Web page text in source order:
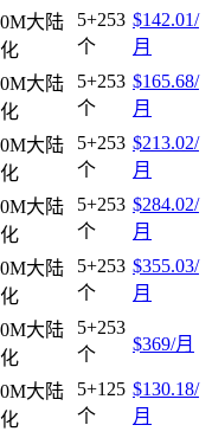
大陆
5+253
个
$142.01/
月
大陆
5+253
个
$165.68/
月
大陆
5+253
个
$213.02/
月
大陆
5+253
个
$284.02/
月
大陆
5+253
个
$355.03/
月
大陆
5+253
个
$369/月
大陆
5+125
个
$130.18/
月